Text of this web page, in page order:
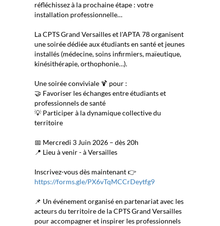
réfléchissez à la prochaine étape : votre
installation professionnelle…
La CPTS Grand Versailles et l'APTA 78 organisent
une soirée dédiée aux étudiants en santé et jeunes
installés (médecine, soins infirmiers, maïeutique,
kinésithérapie, orthophonie…).
Une soirée conviviale 🍹 pour :
🤝 Favoriser les échanges entre étudiants et
professionnels de santé
💡 Participer à la dynamique collective du
territoire
📅 Mercredi 3 Juin 2026 – dès 20h
📍 Lieu à venir - à Versailles
Inscrivez-vous dès maintenant 👉
https://forms.gle/PX6vTqMCCrDeytfg9
📌 Un événement organisé en partenariat avec les
acteurs du territoire de la CPTS Grand Versailles
pour accompagner et inspirer les professionnels